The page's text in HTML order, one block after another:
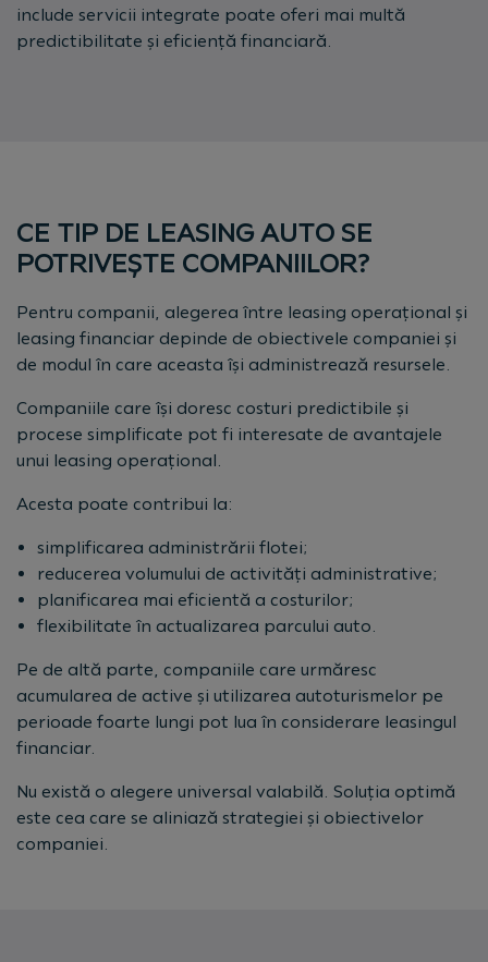
include servicii integrate poate oferi mai multă
predictibilitate și eficiență financiară.
CE TIP DE LEASING AUTO SE
POTRIVEȘTE COMPANIILOR?
Pentru companii, alegerea între leasing operațional și
leasing financiar depinde de obiectivele companiei și
de modul în care aceasta își administrează resursele.
Companiile care își doresc costuri predictibile și
procese simplificate pot fi interesate de avantajele
unui leasing operațional.
Acesta poate contribui la:
simplificarea administrării flotei;
reducerea volumului de activități administrative;
planificarea mai eficientă a costurilor;
flexibilitate în actualizarea parcului auto.
Pe de altă parte, companiile care urmăresc
acumularea de active și utilizarea autoturismelor pe
perioade foarte lungi pot lua în considerare leasingul
financiar.
Nu există o alegere universal valabilă. Soluția optimă
este cea care se aliniază strategiei și obiectivelor
companiei.